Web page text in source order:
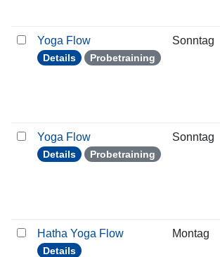
Yoga Flow
Details Probetraining
Sonntag
Yoga Flow
Details Probetraining
Sonntag
Hatha Yoga Flow
Details
Montag